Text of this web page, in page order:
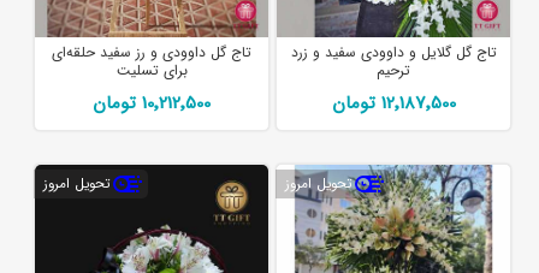
تاج گل گلایل و داوودی سفید و زرد
ترحیم
12٬187٬500 تومان
تاج گل داوودی و رز سفید حلقه‌ای
برای تسلیت
10٬212٬500 تومان
تحویل امروز تحویل امروز